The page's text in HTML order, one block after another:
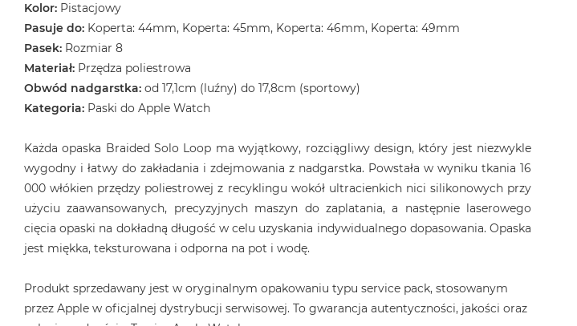
Kolor: Pistacjowy
Pasuje do: Koperta: 44mm, Koperta: 45mm, Koperta: 46mm, Koperta: 49mm
Pasek: Rozmiar 8
Materiał: Przędza poliestrowa
Obwód nadgarstka: od 17,1cm (luźny) do 17,8cm (sportowy)
Kategoria: Paski do Apple Watch
Każda opaska Braided Solo Loop ma wyjątkowy, rozciągliwy design, który jest niezwykle
wygodny i łatwy do zakładania i zdejmowania z nadgarstka. Powstała w wyniku tkania 16
000 włókien przędzy poliestrowej z recyklingu wokół ultracienkich nici silikonowych przy
użyciu zaawansowanych, precyzyjnych maszyn do zaplatania, a następnie laserowego
cięcia opaski na dokładną długość w celu uzyskania indywidualnego dopasowania. Opaska
jest miękka, teksturowana i odporna na pot i wodę.
Produkt sprzedawany jest w oryginalnym opakowaniu typu service pack, stosowanym
przez Apple w oficjalnej dystrybucji serwisowej. To gwarancja autentyczności, jakości oraz